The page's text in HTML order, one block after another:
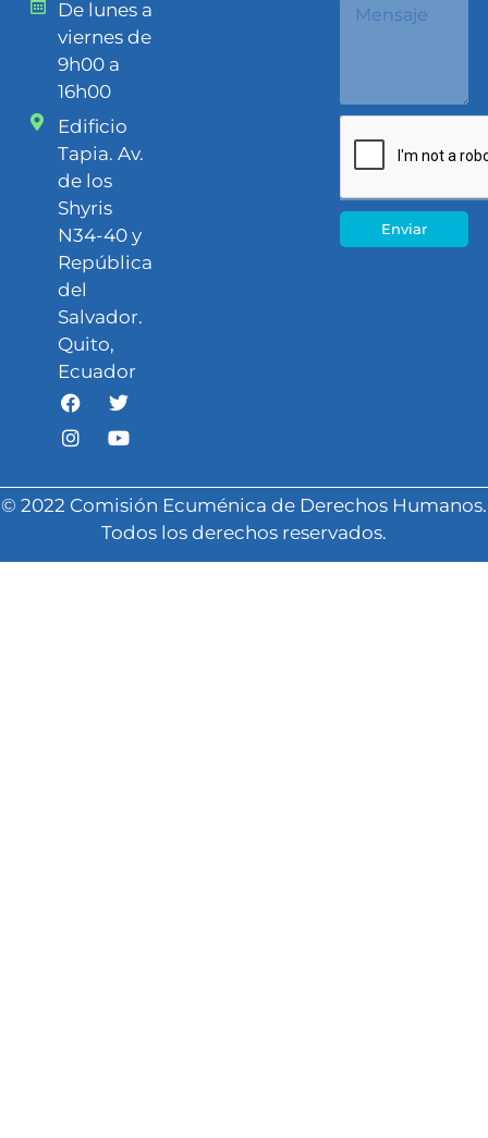
De lunes a
viernes de
9h00 a
16h00
Edificio
Tapia. Av.
de los
Shyris
N34-40 y
República
del
Salvador.
Quito,
Ecuador
Enviar
© 2022 Comisión Ecuménica de Derechos Humanos.
Todos los derechos reservados.